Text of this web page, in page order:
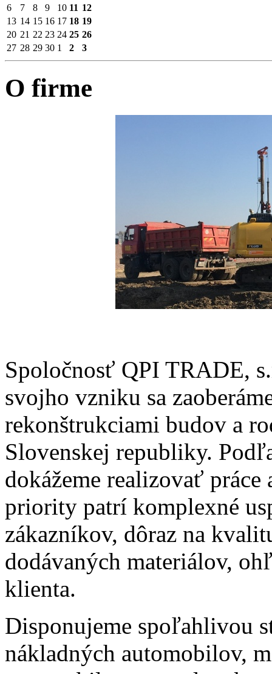
6
7 8 9 10 11 12
13 14 15 16 17 18 19
20 21 22 23 24 25 26
27 28 29 30 1 2 3
O firme
Spoločnosť QPI TRADE,
svojho vzniku sa
rekonštrukciami budov a
Slovenskej republiky.
dokážeme realizovať
priority patrí komplexné
zákazníkov, dôraz na
dodávaných materiálov,
klienta.
Disponujeme spoľahlivou
nákladných automobilov,